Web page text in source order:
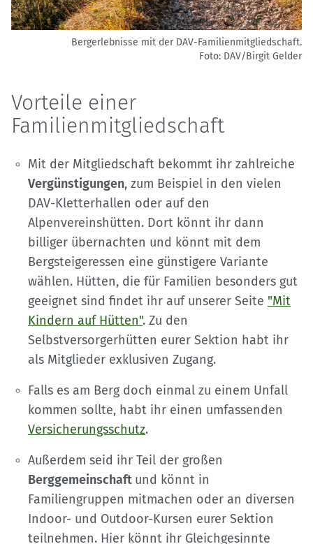
Bergerlebnisse mit der DAV-Familienmitgliedschaft.
Foto: DAV/Birgit Gelder
Vorteile einer
Familienmitgliedschaft
Mit der Mitgliedschaft bekommt ihr zahlreiche
Vergünstigungen, zum Beispiel in den vielen
DAV-Kletterhallen oder auf den
Alpenvereinshütten. Dort könnt ihr dann
billiger übernachten und könnt mit dem
Bergsteigeressen eine günstigere Variante
wählen. Hütten, die für Familien besonders gut
geeignet sind findet ihr auf unserer Seite "Mit
Kindern auf Hütten". Zu den
Selbstversorgerhütten eurer Sektion habt ihr
als Mitglieder exklusiven Zugang.
Falls es am Berg doch einmal zu einem Unfall
kommen sollte, habt ihr einen umfassenden
Versicherungsschutz.
Außerdem seid ihr Teil der großen
Berggemeinschaft und könnt in
Familiengruppen mitmachen oder an diversen
Indoor- und Outdoor-Kursen eurer Sektion
teilnehmen. Hier könnt ihr Gleichgesinnte